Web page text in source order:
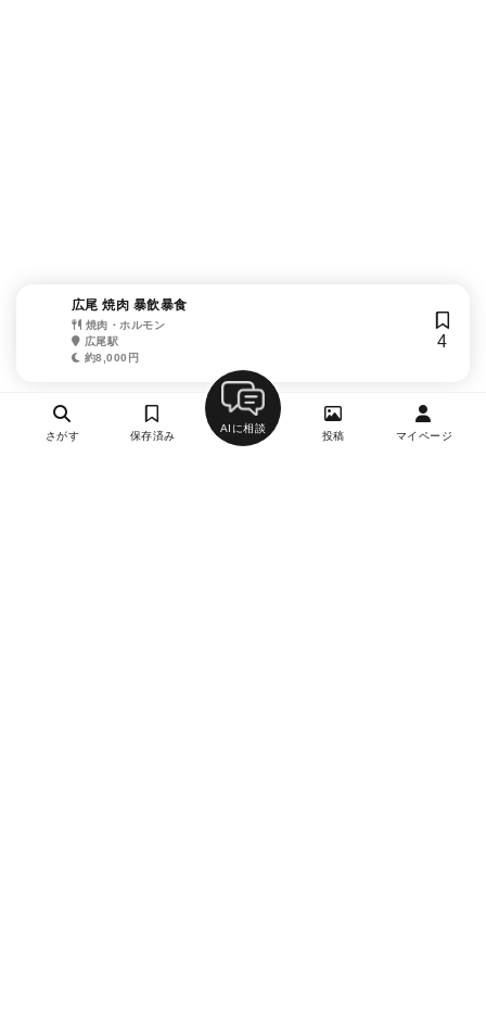
広尾 焼肉 暴飲暴食
焼肉・ホルモン
広尾駅
約8,000円
4
さがす 保存済み
AIに相談
投稿 マイページ